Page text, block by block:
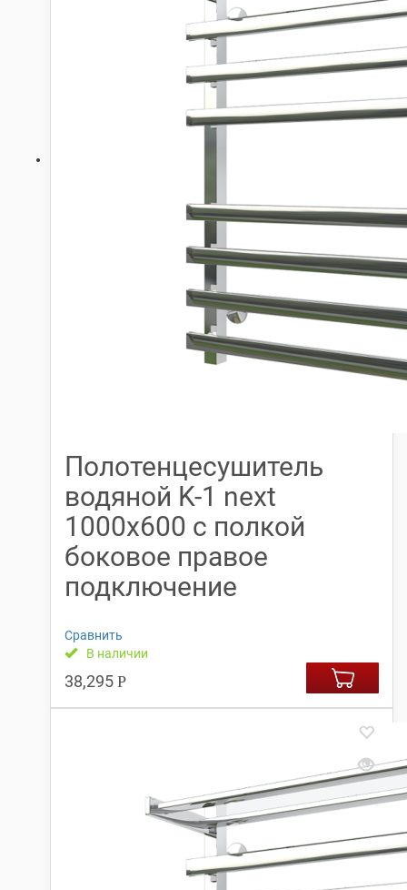
Полотенцесушитель
водяной K-1 next
1000х600 с полкой
боковое правое
подключение
Сравнить
В наличии
38,295 Р